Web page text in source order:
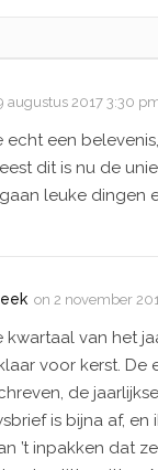
augustus 2017 3:30
echt een
dit is nu de
leuke dingen
on 2 november
kwartaal van het
voor kerst. De
de jaarlijkse
is bijna af, en
’t inpakken dat